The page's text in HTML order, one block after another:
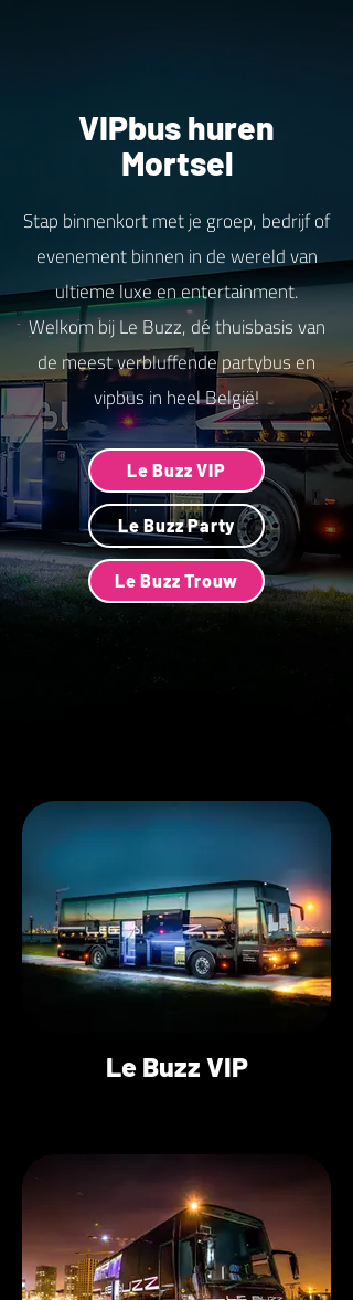
VIPbus huren
Mortsel
Stap binnenkort met je groep, bedrijf of
evenement binnen in de wereld van
ultieme luxe en entertainment.
Welkom bij Le Buzz, dé thuisbasis van
de meest verbluffende partybus en
vipbus in heel België!
Le Buzz VIP
Le Buzz Party
Le Buzz Trouw
Le Buzz VIP